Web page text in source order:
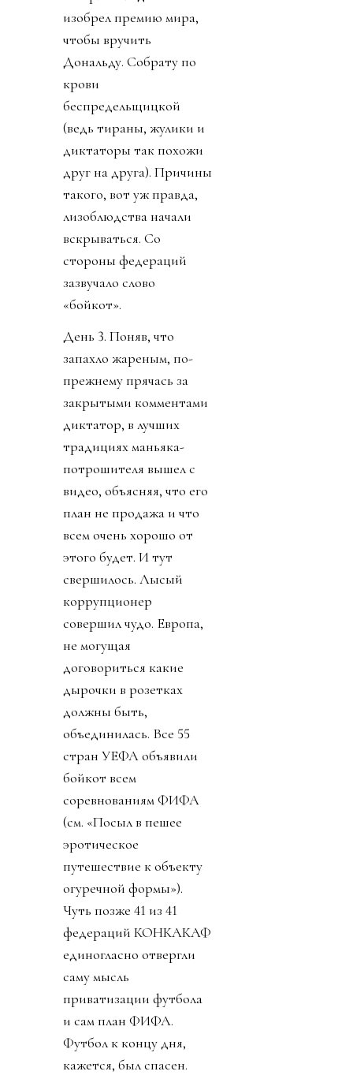
изобрел премию мира,
чтобы вручить
Дональду. Собрату по
крови
беспредельщицкой
(ведь тираны, жулики и
диктаторы так похожи
друг на друга). Причины
такого, вот уж правда,
лизоблюдства начали
вскрываться. Со
стороны федераций
зазвучало слово
«бойкот».
День 3. Поняв, что
запахло жареным, по-
прежнему прячась за
закрытыми комментами
диктатор, в лучших
традициях маньяка-
потрошителя вышел с
видео, объясняя, что его
план не продажа и что
всем очень хорошо от
этого будет. И тут
свершилось. Лысый
коррупционер
совершил чудо. Европа,
не могущая
договориться какие
дырочки в розетках
должны быть,
объединилась. Все 55
стран УЕФА объявили
бойкот всем
соревнованиям ФИФА
(см. «Посыл в пешее
эротическое
путешествие к объекту
огуречной формы»).
Чуть позже 41 из 41
федераций КОНКАКАФ
единогласно отвергли
саму мысль
приватизации футбола
и сам план ФИФА.
Футбол к концу дня,
кажется, был спасен.